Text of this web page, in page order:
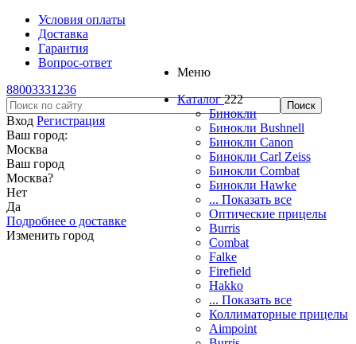
Условия оплаты
Доставка
Гарантия
Вопрос-ответ
88003331236
Вход Регистрация
Ваш город:
Москва
Ваш город
Москва?
Нет
Да
Подробнее о доставке
Изменить город
Меню
Каталог 222
Бинокли
Бинокли Bushnell
Бинокли Canon
Бинокли Carl Zeiss
Бинокли Combat
Бинокли Hawke
... Показать все
Оптические прицелы
Burris
Combat
Falke
Firefield
Hakko
... Показать все
Коллиматорные прицелы
Aimpoint